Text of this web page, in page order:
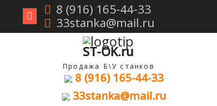
Перейти
8 (916) 165-44-33
33stanka@mail.ru
ST-OK.ru
Продажа Б\У станков
8 (916) 165-44-33
33stanka@mail.ru